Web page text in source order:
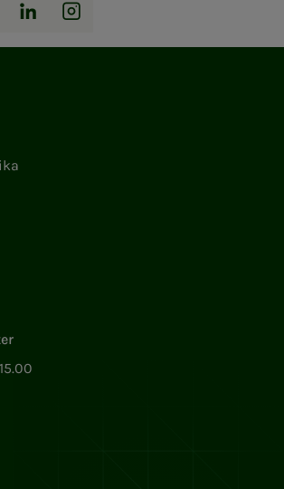
LinkedInInstagram